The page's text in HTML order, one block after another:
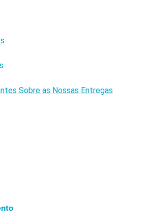
Sobre as Nossas Entregas